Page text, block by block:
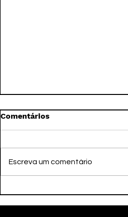
Comentários
Escreva um comentário